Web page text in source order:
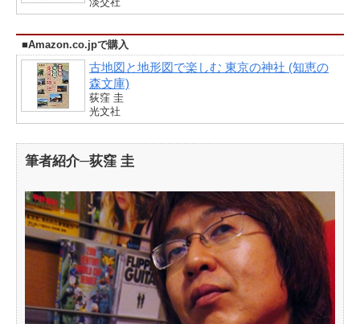
淡交社
■Amazon.co.jpで購入
古地図と地形図で楽しむ 東京の神社 (知恵の
森文庫)
荻窪 圭
光文社
筆者紹介─荻窪 圭